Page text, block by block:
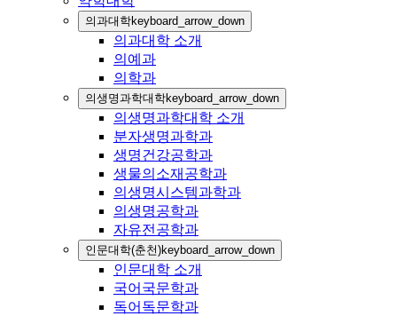
의과대학keyboard_arrow_down
의과대학 소개
의예과
의학과
의생명과학대학keyboard_arrow_down
의생명과학대학 소개
분자생명과학과
생명건강공학과
생물의소재공학과
의생명시스템과학과
의생명공학과
자유전공학과
인문대학(춘천)keyboard_arrow_down
인문대학 소개
국어국문학과
독어독문학과